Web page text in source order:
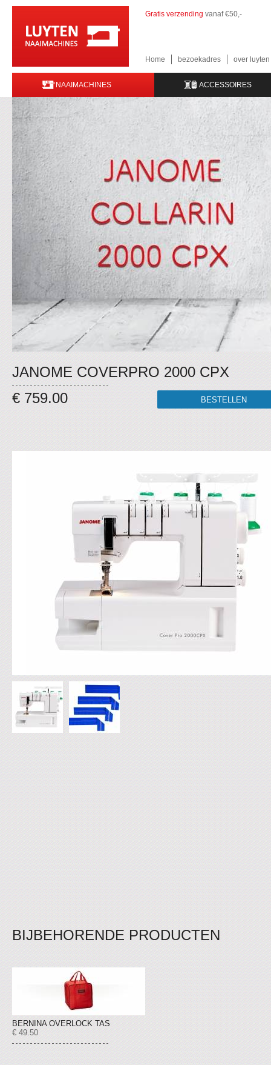
Gratis verzending vanaf €50,-
Home bezoekadres over
NAAIMACHINES ACCESSOIRES
JANOME COVERPRO 2000 CPX
€ 759.00
BIJBEHORENDE PRODUCTEN
BERNINA OVERLOCK TAS
€ 49.50